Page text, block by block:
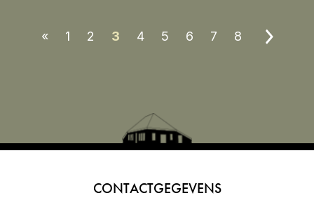
« 1 2 3 4 5 6 7 8
CONTACTGEGEVENS